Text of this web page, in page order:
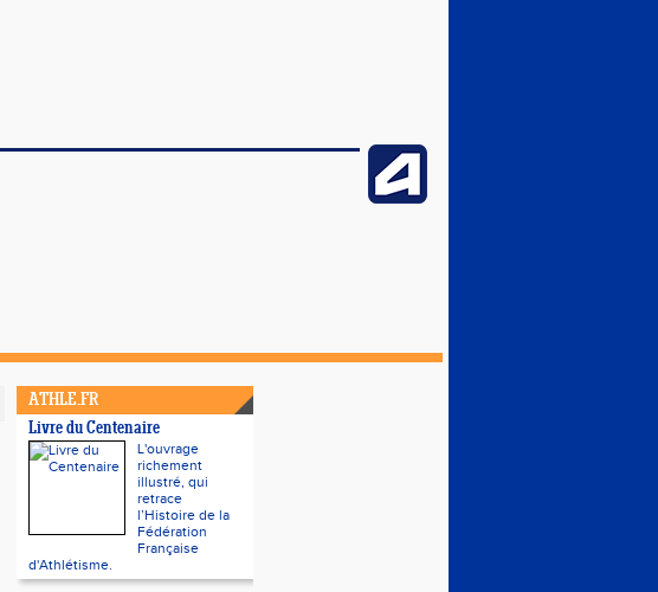
ATHLE.FR
Livre du Centenaire
L'ouvrage
richement
illustré, qui
retrace
l’Histoire de la
Fédération
Française
d'Athlétisme.